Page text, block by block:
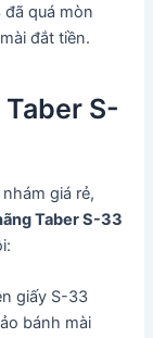
quá mòn
đắt tiền.
S-
giá rẻ,
Taber S-33
giấy S-33
bánh mài